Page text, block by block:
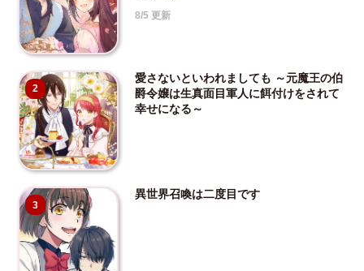
8/5 更新
2
愛さないといわれましても ～元魔王の伯
爵令嬢は生真面目軍人に餌付けをされて
幸せになる～
3
異世界召喚は二度目です